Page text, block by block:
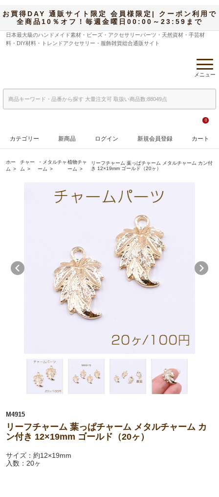
お買得DAY 通販サイト限定 会員様限定| クーポン利用で
全商品10％オフ！毎週金曜日00:00～23:59まで
日本最大級のハンドメイド素材・ビーズ・アクセサリーパーツ・天然資材・手芸材
料・DIY材料・トレンドアクセサリー・服飾雑貨総合通販サイト
メニュー
カテゴリー 新商品 ログイン 新規会員登録
0
カート
ホー
ム
チャー
ム
・メタルチャ
ーム
植物チャ
ーム
リーフチャーム 葉っぱチャーム メタルチャーム カン付
き 12×19mm ゴールド（20ヶ）
M4915
リーフチャーム 葉っぱチャーム メタルチャーム カ
ン付き 12×19mm ゴールド（20ヶ）
サイズ：約12×19mm
入数：20ヶ